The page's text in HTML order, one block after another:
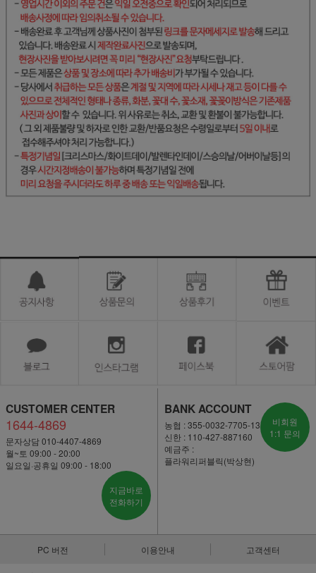
CUSTOMER CENTER
1644-4869
문자상담 010-4407-4869
월~토 09:00 - 20:00
일요일·공휴일 09:00 - 18:00
지금바로
전화하기
BANK ACCOUNT
농협 : 355-0032-7705-13
신한 : 110-427-887160
예금주 :
플라워리퍼블릭(박상현)
비회원
1:1 문의
PC 버전 이용안내 고객센터